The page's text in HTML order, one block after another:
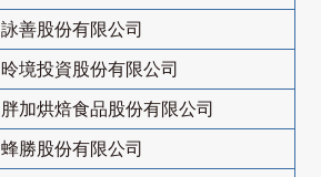
詠善股份有限公司
昤境投資股份有限公司
胖加烘焙食品股份有限公司
蜂勝股份有限公司